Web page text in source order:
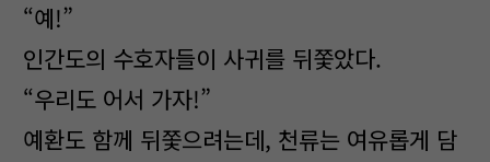
“예!”
인간도의 수호자들이 사귀를 뒤쫓았다.
“우리도 어서 가자!”
예환도 함께 뒤쫓으려는데, 천류는 여유롭게 담